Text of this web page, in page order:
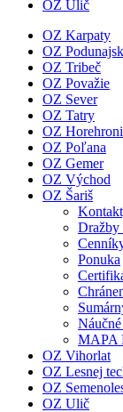
OZ Ulič
OZ Karpaty
OZ
OZ Tribeč
OZ Považie
OZ Sever
OZ Tatry
OZ
OZ Poľana
OZ Gemer
OZ Východ
OZ Šariš
Dražby
Ponuka
MAPA
OZ Vihorlat
OZ Lesnej
OZ
OZ Ulič